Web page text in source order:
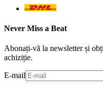
Never Miss a Beat
Abonați-vă la newsletter și
achiziție.
E-mail